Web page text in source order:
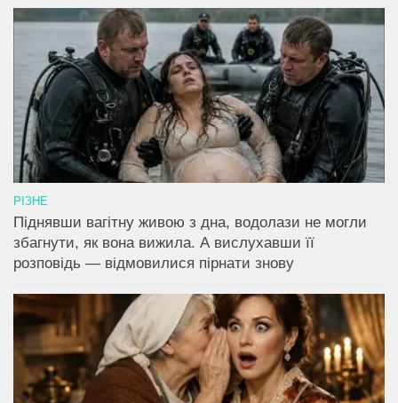
РІЗНЕ
Піднявши вагітну живою з дна, водолази не могли
збагнути, як вона вижила. А вислухавши її
розповідь — відмовилися пірнати знову